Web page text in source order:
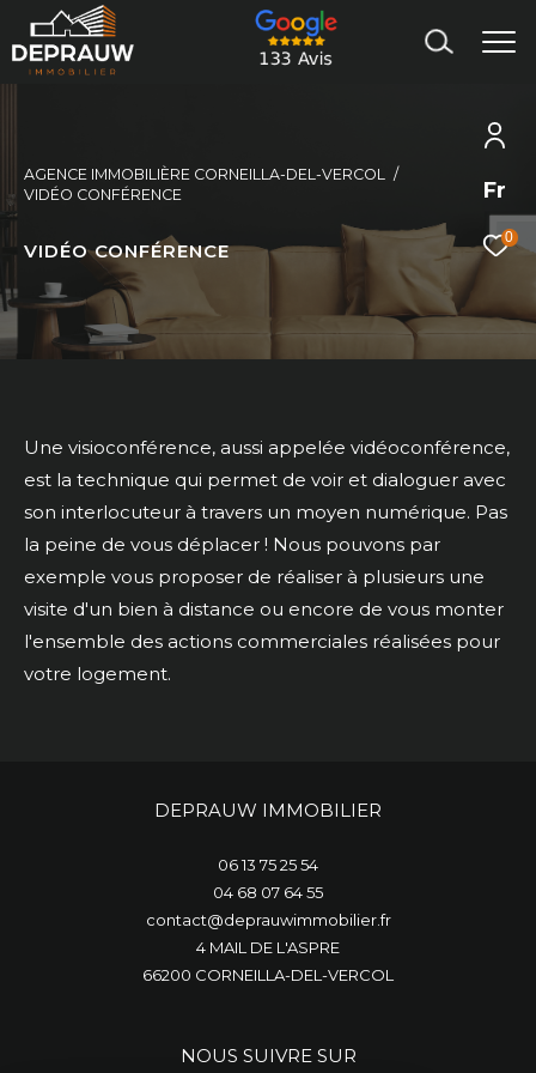
Fr
0
AGENCE IMMOBILIÈRE CORNEILLA-DEL-VERCOL
VIDÉO CONFÉRENCE
VIDÉO CONFÉRENCE
Une visioconférence, aussi appelée vidéoconférence,
est la technique qui permet de voir et dialoguer avec
son interlocuteur à travers un moyen numérique. Pas
la peine de vous déplacer ! Nous pouvons par
exemple vous proposer de réaliser à plusieurs une
visite d'un bien à distance ou encore de vous monter
l'ensemble des actions commerciales réalisées pour
votre logement.
DEPRAUW IMMOBILIER
06 13 75 25 54
04 68 07 64 55
contact@deprauwimmobilier.fr
4 MAIL DE L'ASPRE
66200
CORNEILLA-DEL-VERCOL
NOUS SUIVRE SUR